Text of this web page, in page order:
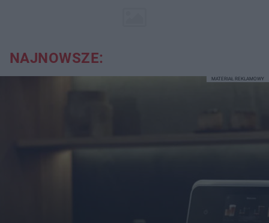
NAJNOWSZE:
MATERIAŁ REKLAMOWY